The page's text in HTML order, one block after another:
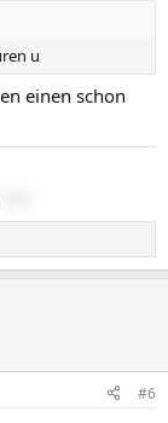
u
einen schon
#6